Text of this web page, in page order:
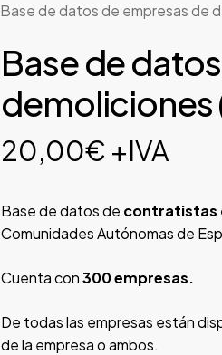
Base de datos de empresas de
Base de
demoliciones
20,00€ +IVA
Base de datos de contratistas
Comunidades Autónomas de
Cuenta con300 empresas.
De todas las empresas están
de la empresa o ambos.